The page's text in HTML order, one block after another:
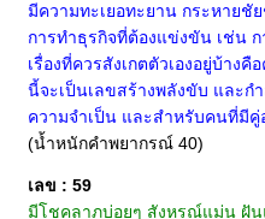
มีความทะเยอทะยาน กระหายชั
การทำธุรกิจที่ต้องแข่งขัน เช่น
เรื่องที่ควรสังเกตตัวเองอยู่บ้าง
นี้จะเป็นเลขสร้างพลังขับ และก
ความจำเป็น และสำหรับคนที่มีคู่
(น้ำหนักคำพยากรณ์ 40)
เลข : 59
มีโชคลาภบ่อยๆ สังหรณ์แม่น ฝัน